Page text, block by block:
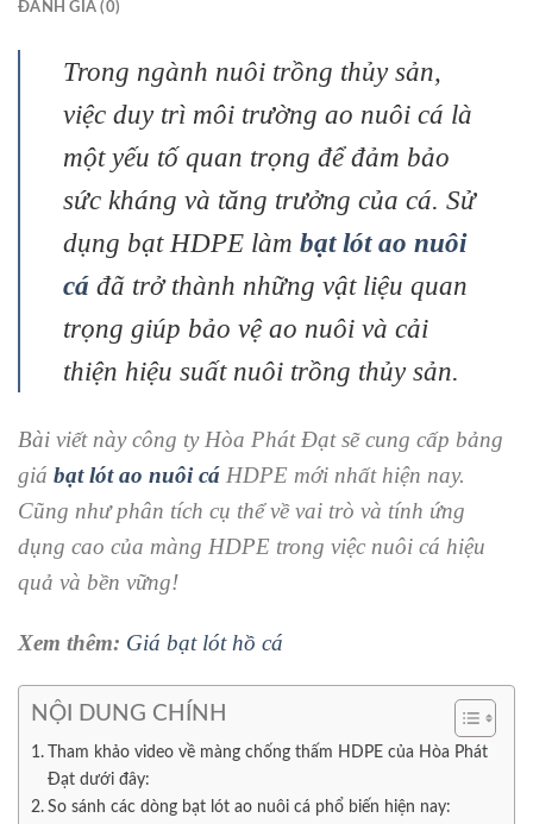
ĐÁNH GIÁ (0)
Trong ngành nuôi trồng thủy sản,
việc duy trì môi trường ao nuôi cá là
một yếu tố quan trọng để đảm bảo
sức kháng và tăng trưởng của cá. Sử
dụng bạt HDPE làm bạt lót ao nuôi
cá đã trở thành những vật liệu quan
trọng giúp bảo vệ ao nuôi và cải
thiện hiệu suất nuôi trồng thủy sản.
Bài viết này công ty Hòa Phát Đạt sẽ cung cấp bảng
giá bạt lót ao nuôi cá HDPE mới nhất hiện nay.
Cũng như phân tích cụ thể về vai trò và tính ứng
dụng cao của màng HDPE trong việc nuôi cá hiệu
quả và bền vững!
Xem thêm: Giá bạt lót hồ cá
NỘI DUNG CHÍNH
Tham khảo video về màng chống thấm HDPE của Hòa Phát
Đạt dưới đây:
So sánh các dòng bạt lót ao nuôi cá phổ biến hiện nay: